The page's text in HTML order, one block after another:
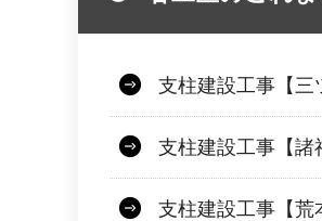
支柱建設工事【三
支柱建設工事【諸
支柱建設工事【荒